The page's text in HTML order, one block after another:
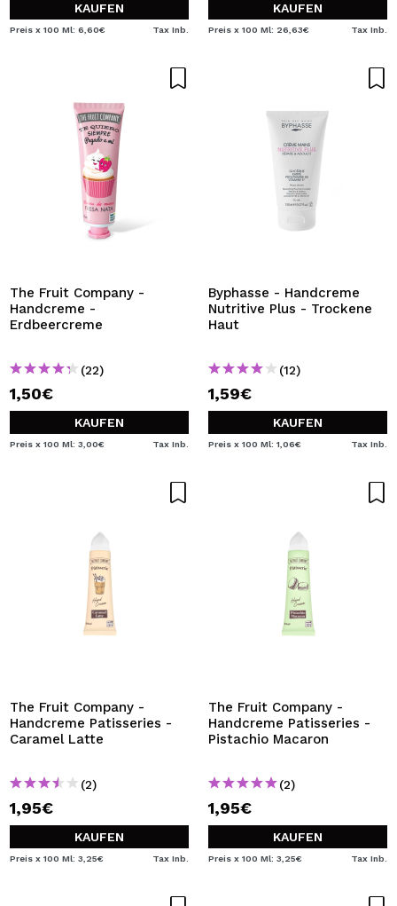
KAUFEN
Preis x 100 Ml: 6,60€ Tax Inb.
KAUFEN
Preis x 100 Ml: 26,63€ Tax Inb.
The Fruit Company -
Handcreme -
Erdbeercreme
(22)
1,50€
KAUFEN
Preis x 100 Ml: 3,00€ Tax Inb.
Byphasse - Handcreme
Nutritive Plus - Trockene
Haut
(12)
1,59€
KAUFEN
Preis x 100 Ml: 1,06€ Tax Inb.
The Fruit Company -
Handcreme Patisseries -
Caramel Latte
(2)
1,95€
KAUFEN
Preis x 100 Ml: 3,25€ Tax Inb.
The Fruit Company -
Handcreme Patisseries -
Pistachio Macaron
(2)
1,95€
KAUFEN
Preis x 100 Ml: 3,25€ Tax Inb.